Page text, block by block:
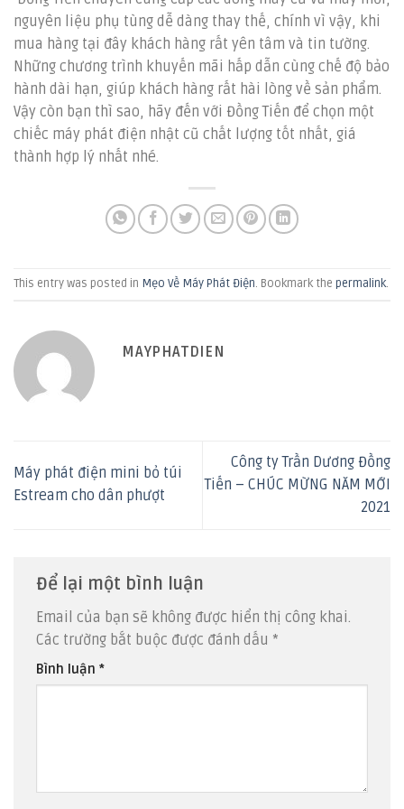
nguyên liệu phụ tùng dễ dàng thay thế, chính vì vậy, khi
mua hàng tại đây khách hàng rất yên tâm và tin tường.
Những chương trình khuyến mãi hấp dẫn cùng chế độ bảo
hành dài hạn, giúp khách hàng rất hài lòng về sản phẩm.
Vậy còn bạn thì sao, hãy đến với Đồng Tiến để chọn một
chiếc máy phát điện nhật cũ chất lượng tốt nhất, giá
thành hợp lý nhất nhé.
This entry was posted in Mẹo Về Máy Phát Điện. Bookmark the permalink.
MAYPHATDIEN
Máy phát điện mini bỏ túi
Estream cho dân phượt
Công ty Trần Dương Đồng
Tiến – CHÚC MỪNG NĂM MỚI
2021
Để lại một bình luận
Email của bạn sẽ không được hiển thị công khai.
Các trường bắt buộc được đánh dấu *
Bình luận *